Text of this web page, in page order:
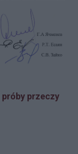
przeczy